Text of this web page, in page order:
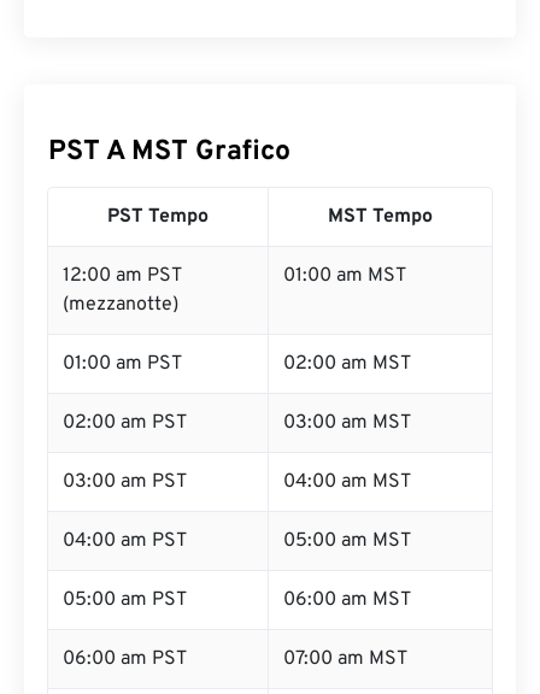
PST A MST Grafico
PST Tempo MST Tempo
12:00 am PST
(mezzanotte)
01:00 am MST
01:00 am PST 02:00 am MST
02:00 am PST 03:00 am MST
03:00 am PST 04:00 am MST
04:00 am PST 05:00 am MST
05:00 am PST 06:00 am MST
06:00 am PST 07:00 am MST